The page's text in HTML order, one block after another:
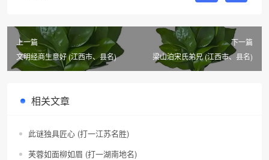
上一篇
文明经商生意好 (江西市、县名)
下一篇
梁山泊宋氏弟兄 (江西市、县名)
相关文章
此谜独具匠心 (打一江苏名胜)
芙蓉如面柳如眉 (打一湖南地名)